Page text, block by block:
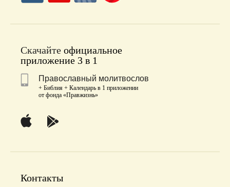
Скачайте официальное
приложение 3 в 1
Православный молитвослов
+ Библия + Календарь в 1 приложении
от фонда «Правжизнь»
Контакты